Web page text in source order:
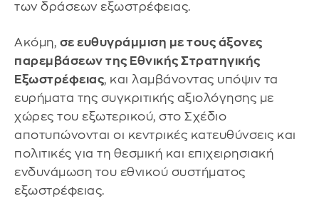
των δράσεων εξωστρέφειας.
Ακόμη, σε ευθυγράμμιση με τους άξονες
παρεμβάσεων της Εθνικής Στρατηγικής
Εξωστρέφειας, και λαμβάνοντας υπόψιν τα
ευρήματα της συγκριτικής αξιολόγησης με
χώρες του εξωτερικού, στο Σχέδιο
αποτυπώνονται οι κεντρικές κατευθύνσεις και
πολιτικές για τη θεσμική και επιχειρησιακή
ενδυνάμωση του εθνικού συστήματος
εξωστρέφειας.